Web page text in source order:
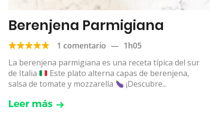
Berenjena Parmigiana
1 comentario — 1h05
La berenjena parmigiana es una receta típica del sur
de Italia
Este plato alterna capas de berenjena,
salsa de tomate y mozzarella
¡Descubre...
Leer más